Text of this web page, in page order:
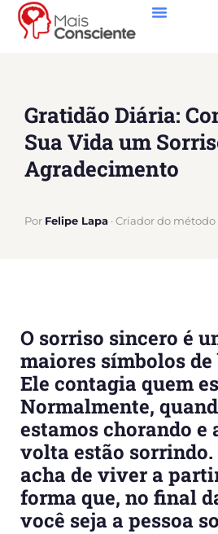
Gratidão Diária:
Sua Vida um
Agradecimento
Por Felipe Lapa · Criador do
O sorriso sincero é
maiores símbolos de
Ele contagia quem
Normalmente,
estamos chorando e
volta estão sorrindo.
acha de viver a
forma que, no final
você seja a pessoa